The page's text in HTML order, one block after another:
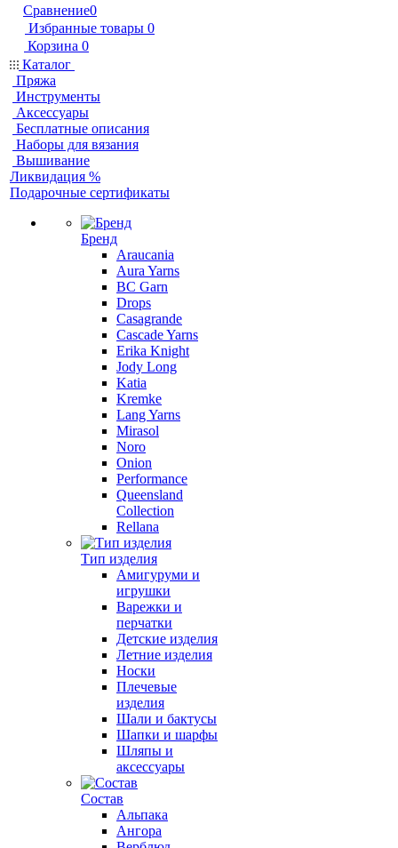
Сравнение0
Избранные товары 0
Корзина 0
Каталог
Пряжа
Инструменты
Аксессуары
Бесплатные описания
Наборы для вязания
Вышивание
Ликвидация %
Подарочные сертификаты
Бренд
Araucania
Aura Yarns
BC Garn
Drops
Casagrande
Cascade Yarns
Erika Knight
Jody Long
Katia
Kremke
Lang Yarns
Mirasol
Noro
Onion
Performance
Queensland
Collection
Rellana
Тип изделия
Амигуруми и
игрушки
Варежки и
перчатки
Детские изделия
Летние изделия
Носки
Плечевые
изделия
Шали и бактусы
Шапки и шарфы
Шляпы и
аксессуары
Состав
Альпака
Ангора